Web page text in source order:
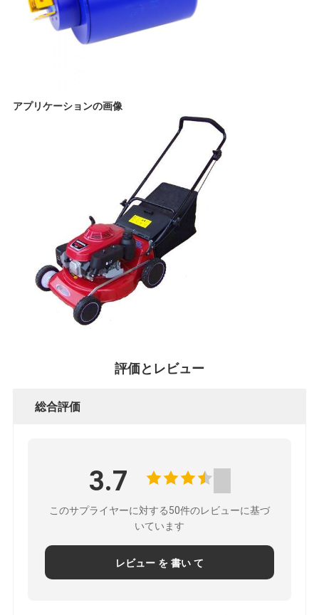
POLICY
アプリケーションの画像
評価とレビュー
総合評価
3.7
このサプライヤーに対する50件のレビューに基づ
いています
レビュー を 書い て